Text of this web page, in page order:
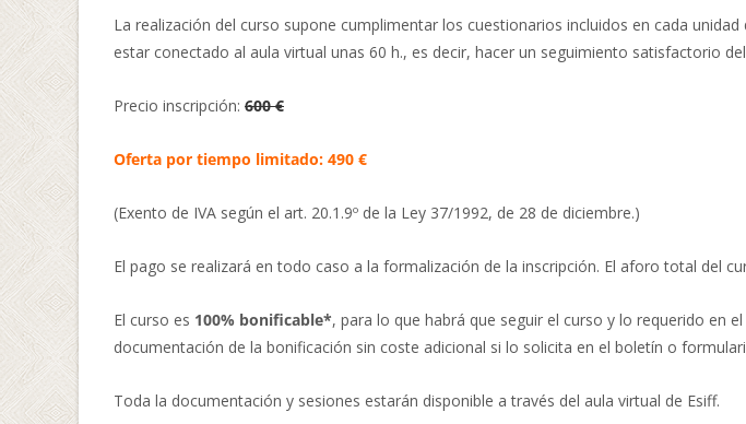
La realización del curso supone cumplimentar los cuestionarios incluidos en cada
estar conectado al aula virtual unas 60 h., es decir, hacer un seguimiento satisfactorio
Precio inscripción: 600 €
Oferta por tiempo limitado: 490 €
(Exento de IVA según el art. 20.1.9º de la Ley 37/1992, de 28 de diciembre.)
El pago se realizará en todo caso a la formalización de la inscripción. El aforo total del
El curso es 100% bonificable*, para lo que habrá que seguir el curso y lo requerido en
documentación de la bonificación sin coste adicional si lo solicita en el boletín o
Toda la documentación y sesiones estarán disponible a través del aula virtual de Esiff.